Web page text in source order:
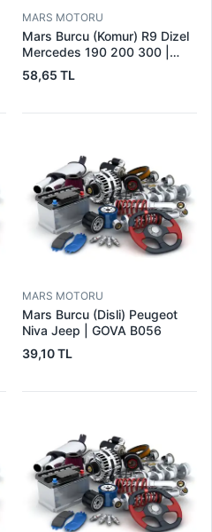
MARS MOTORU
Mars Burcu (Komur) R9 Dizel
Mercedes 190 200 300 |
GOVA B047
58,65 TL
MARS MOTORU
Mars Burcu (Disli) Peugeot
Niva Jeep | GOVA B056
39,10 TL